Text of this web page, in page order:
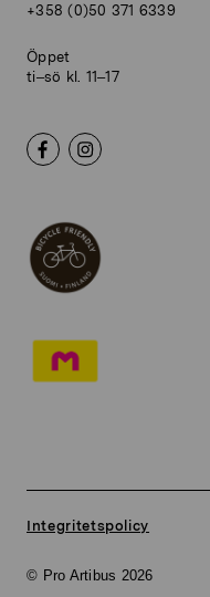
+358 (0)50 371 6339
Öppet
ti–sö kl. 11–17
© Pro Artibus 2026
Integritetspolicy